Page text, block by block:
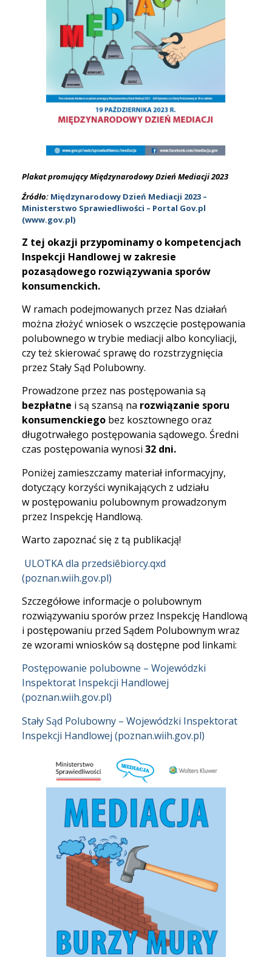
Plakat promujący Międzynarodowy Dzień Mediacji 2023
Źródło: Międzynarodowy Dzień Mediacji 2023 –
Ministerstwo Sprawiedliwości – Portal Gov.pl
(www.gov.pl)
Z tej okazji przypominamy o kompetencjach
Inspekcji Handlowej w zakresie
pozasądowego rozwiązywania sporów
konsumenckich.
W ramach podejmowanych przez Nas działań
można złożyć wniosek o wszczęcie postępowania
polubownego w trybie mediacji albo koncyliacji,
czy też skierować sprawę do rozstrzygnięcia
przez Stały Sąd Polubowny.
Prowadzone przez nas postępowania są
bezpłatne i są szansą na rozwiązanie sporu
konsumenckiego bez kosztownego oraz
długotrwałego postępowania sądowego. Średni
czas postępowania wynosi 32 dni.
Poniżej zamieszczamy materiał informacyjny,
dotyczący korzyści wynikających z udziału
w postępowaniu polubownym prowadzonym
przez Inspekcję Handlową.
Warto zapoznać się z tą publikacją!
ULOTKA dla przedsiêbiorcy.qxd
(poznan.wiih.gov.pl)
Szczegółowe informacje o polubownym
rozwiązywaniu sporów przez Inspekcję Handlową
i postępowaniu przed Sądem Polubownym wraz
ze wzorami wniosków są dostępne pod linkami:
Postępowanie polubowne – Wojewódzki
Inspektorat Inspekcji Handlowej
(poznan.wiih.gov.pl)
Stały Sąd Polubowny – Wojewódzki Inspektorat
Inspekcji Handlowej (poznan.wiih.gov.pl)